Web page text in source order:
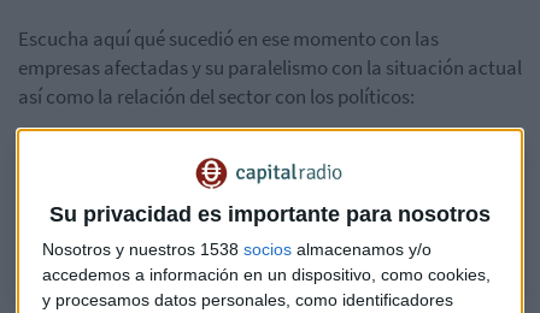
Su privacidad es importante para nosotros
Nosotros y nuestros 1538 socios almacenamos y/o
accedemos a información en un dispositivo, como cookies,
y procesamos datos personales, como identificadores
Escucha aquí qué sucedió en ese momento con las
empresas afectadas y su paralelismo con la situación actual
así como la relación del sector con los políticos:
¿Cómo van a comportarse las eléctricas en bolsa?
augurar cómo van a evolucionar las eléctricas